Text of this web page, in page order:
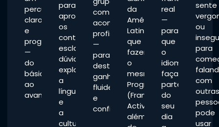
percurso
claro
e
progressivo
—
do
básico
ao
avançado.
para
aprofundar
os
conteúdos,
esclarecer
dúvidas,
explorar
a
língua
e
a
cultura
com
acompanhamento
profissional
—
para
destravar,
ganhar
fluidez
e
confiança.
da
América
Latina
que
fazem
o
mesmo
Programa
(Francés
Activo),
além
real
—
para
que
o
idioma
faça
parte
do
seu
dia
sente
ou
para
com
outras
pode
usar